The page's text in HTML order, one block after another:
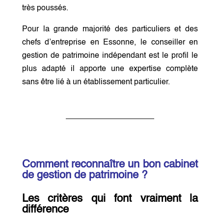
très poussés.
Pour la grande majorité des particuliers et des
chefs d’entreprise en Essonne, le conseiller en
gestion de patrimoine indépendant est le profil le
plus adapté il apporte une expertise complète
sans être lié à un établissement particulier.
Comment reconnaître un bon cabinet
de gestion de patrimoine ?
Les critères qui font vraiment la
différence